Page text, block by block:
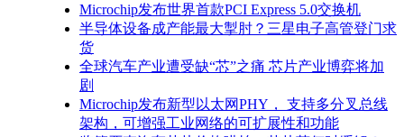
Microchip发布世界首款PCI Express 5.0交换机
半导体设备成产能最大掣肘？三星电子高管登门求
货
全球汽车产业遭受缺“芯”之痛 芯片产业博弈将加
剧
Microchip发布新型以太网PHY， 支持多分叉总线
架构，可增强工业网络的可扩展性和功能